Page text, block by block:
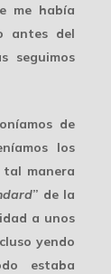
me había
antes del
seguimos
de
los
manera
” de la
a unos
yendo
estaba